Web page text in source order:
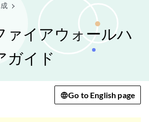
ァイアウォールハ
ガイド
Go to English page